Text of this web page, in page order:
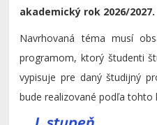
akademický rok 2026/2027.
Navrhovaná téma musí
programom, ktorý študenti
vypisuje pre daný študijný
bude realizované podľa tohto